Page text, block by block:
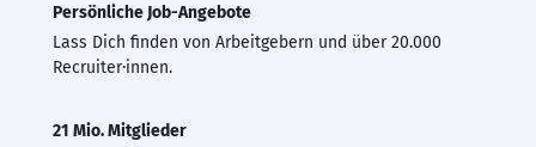
Persönliche Job-Angebote
Lass Dich finden von Arbeitgebern und über 20.000
Recruiter·innen.
21 Mio. Mitglieder